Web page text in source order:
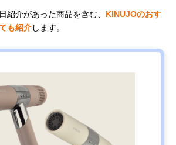
紹介があった商品を含む、 KINUJOのおす
も紹介します。